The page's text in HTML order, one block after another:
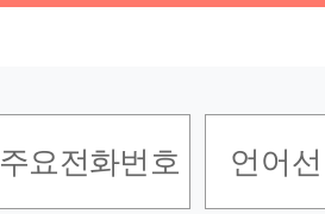
주요전화번호 언어